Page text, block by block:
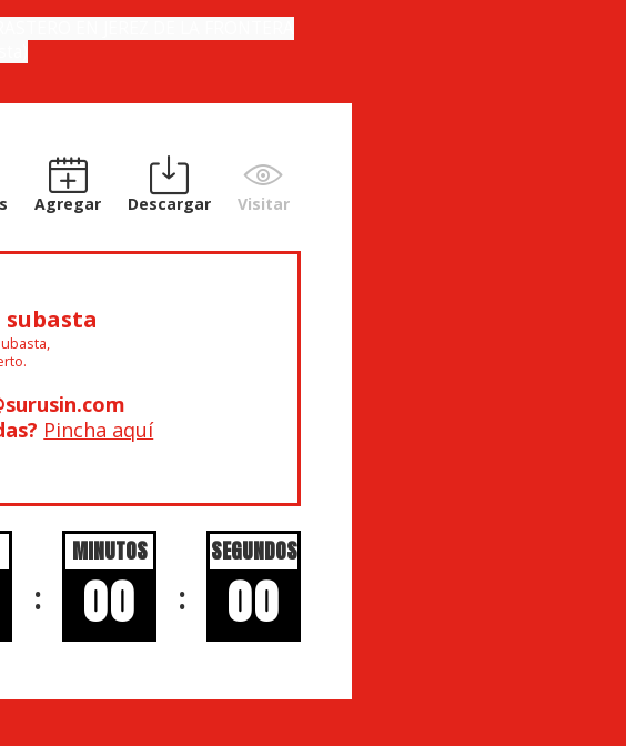
Agregar Descargar Visitar
subasta
Pincha aquí
:
MINUTOS
00 :
SEGUNDOS
00